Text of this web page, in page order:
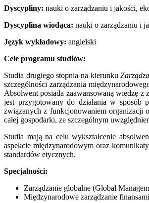
Dyscypliny: nauki o zarządzaniu i jakości,
Dyscyplina wiodąca: nauki o zarządzaniu i
Język wykładowy: angielski
Cele programu studiów:
Studia drugiego stopnia na kierunku
szczególności zarządzania
Absolwent posiada zaawansowaną wiedzę
jest przygotowany do działania w sposób
związanych z funkcjonowaniem organizacji
całej gospodarki, ze szczególnym
Studia mają na celu wykształcenie
aspekcie międzynarodowym oraz
standardów etycznych.
Specjalności:
Zarządzanie globalne (Global
Międzynarodowe zarządzanie